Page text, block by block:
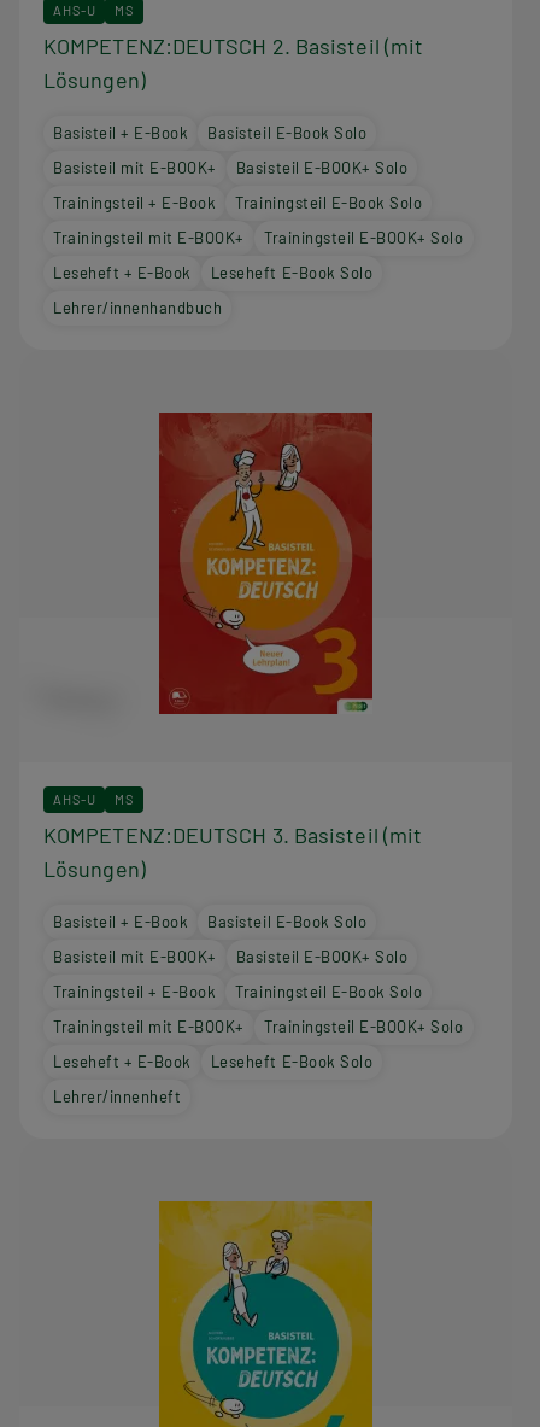
AHS-U MS
KOMPETENZ:DEUTSCH 2. Basisteil (mit
Lösungen)
Basisteil + E-Book
Basisteil E-Book Solo
Basisteil mit E-BOOK+
Basisteil E-BOOK+ Solo
Trainingsteil + E-Book
Trainingsteil E-Book Solo
Trainingsteil mit E-BOOK+
Trainingsteil E-BOOK+ Solo
Leseheft + E-Book
Leseheft E-Book Solo
Lehrer/innenhandbuch
AHS-U MS
KOMPETENZ:DEUTSCH 3. Basisteil (mit
Lösungen)
Basisteil + E-Book
Basisteil E-Book Solo
Basisteil mit E-BOOK+
Basisteil E-BOOK+ Solo
Trainingsteil + E-Book
Trainingsteil E-Book Solo
Trainingsteil mit E-BOOK+
Trainingsteil E-BOOK+ Solo
Leseheft + E-Book
Leseheft E-Book Solo
Lehrer/innenheft